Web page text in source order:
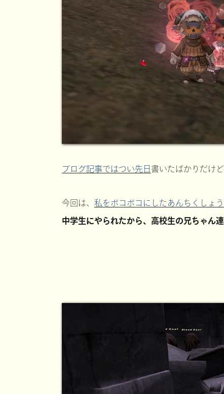
ブログ記事ではつい先日書いたばかりだけ
今回は、 私をボコボコにしたあんちくしょう
中学生にやられたから、高校生の兄ちゃん